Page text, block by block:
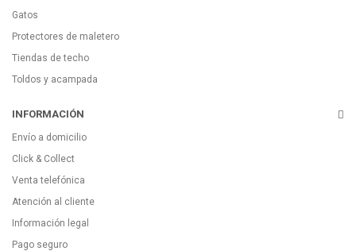
Gatos
Protectores de maletero
Tiendas de techo
Toldos y acampada
INFORMACIÓN
Envío a domicilio
Click & Collect
Venta telefónica
Atención al cliente
Información legal
Pago seguro